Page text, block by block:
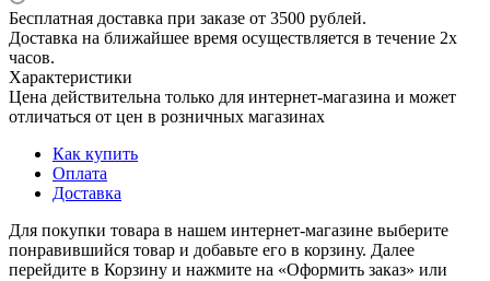
Бесплатная доставка при заказе от 3500 рублей.
Доставка на ближайшее время осуществляется в течение 2х
часов.
Характеристики
Цена действительна только для интернет-магазина и может
отличаться от цен в розничных магазинах
Как купить
Оплата
Доставка
Для покупки товара в нашем интернет-магазине выберите
понравившийся товар и добавьте его в корзину. Далее
перейдите в Корзину и нажмите на «Оформить заказ» или